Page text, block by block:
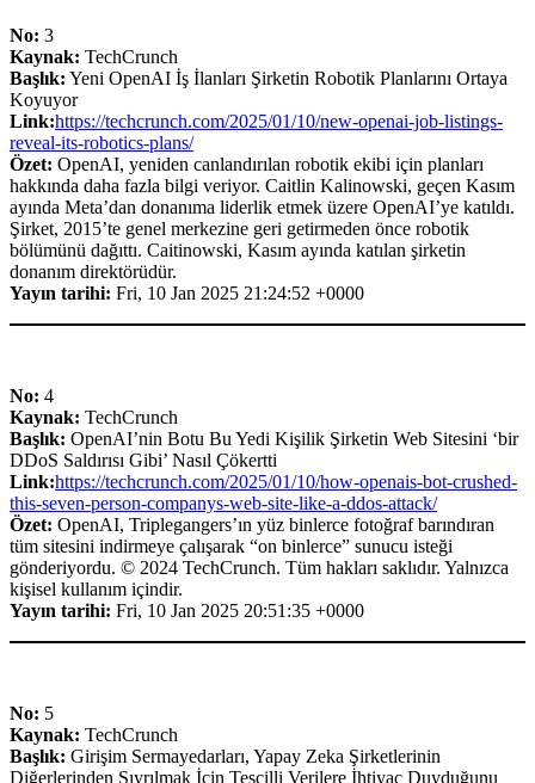
No: 3
Kaynak: TechCrunch
Başlık: Yeni OpenAI İş İlanları Şirketin Robotik Planlarını Ortaya
Koyuyor
Link:https://techcrunch.com/2025/01/10/new-openai-job-listings-
reveal-its-robotics-plans/
Özet: OpenAI, yeniden canlandırılan robotik ekibi için planları
hakkında daha fazla bilgi veriyor. Caitlin Kalinowski, geçen Kasım
ayında Meta’dan donanıma liderlik etmek üzere OpenAI’ye katıldı.
Şirket, 2015’te genel merkezine geri getirmeden önce robotik
bölümünü dağıttı. Caitinowski, Kasım ayında katılan şirketin
donanım direktörüdür.
Yayın tarihi: Fri, 10 Jan 2025 21:24:52 +0000
No: 4
Kaynak: TechCrunch
Başlık: OpenAI’nin Botu Bu Yedi Kişilik Şirketin Web Sitesini ‘bir
DDoS Saldırısı Gibi’ Nasıl Çökertti
Link:https://techcrunch.com/2025/01/10/how-openais-bot-crushed-
this-seven-person-companys-web-site-like-a-ddos-attack/
Özet: OpenAI, Triplegangers’ın yüz binlerce fotoğraf barındıran
tüm sitesini indirmeye çalışarak “on binlerce” sunucu isteği
gönderiyordu. © 2024 TechCrunch. Tüm hakları saklıdır. Yalnızca
kişisel kullanım içindir.
Yayın tarihi: Fri, 10 Jan 2025 20:51:35 +0000
No: 5
Kaynak: TechCrunch
Başlık: Girişim Sermayedarları, Yapay Zeka Şirketlerinin
Diğerlerinden Sıyrılmak İçin Tescilli Verilere İhtiyaç Duyduğunu